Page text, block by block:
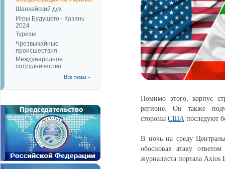
Шанхайский дух
Игры Будущего - Казань
2024
Туризм
Чрезвычайные
происшествия
Международное
сотрудничество
Все темы »
Помимо этого, корпус
регионе. Он также
стороны США последуют
В ночь на среду
обосновав атаку
журналиста портала Axios